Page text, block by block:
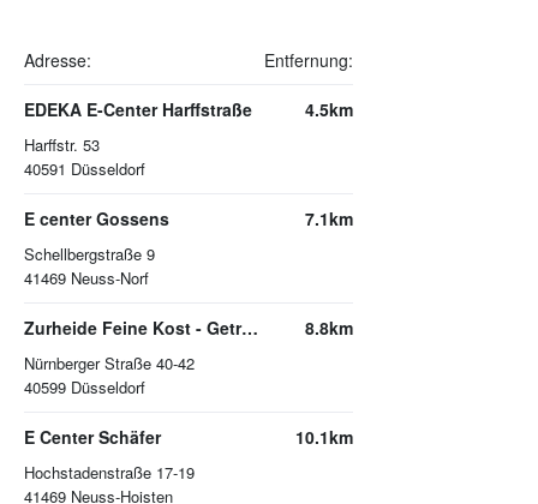
Adresse: Entfernung:
EDEKA E-Center Harffstraße
Harffstr. 53
40591 Düsseldorf
4.5km
E center Gossens
Schellbergstraße 9
41469 Neuss-Norf
7.1km
Zurheide Feine Kost - Getränkemarkt
Nürnberger Straße 40-42
40599 Düsseldorf
8.8km
E Center Schäfer
Hochstadenstraße 17-19
41469 Neuss-Hoisten
10.1km